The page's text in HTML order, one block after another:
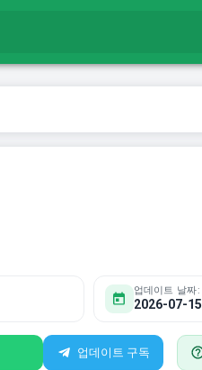
업데이트 날짜:
2026-07-15
업데이트 구독